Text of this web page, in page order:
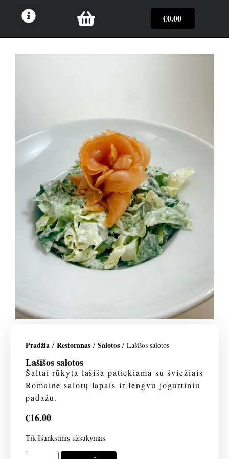
€0.00
Pradžia / Restoranas / Salotos / Lašišos salotos
Lašišos salotos
Šaltai rūkyta lašiša patiekiama su šviežiais
Romaine salotų lapais ir lengvu jogurtiniu
padažu.
€16.00
Tik Išankstinis užsakymas